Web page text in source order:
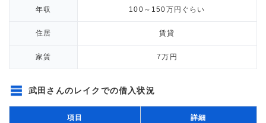
年収 100～150万円ぐらい
住居 賃貸
家賃 7万円
武田さんのレイクでの借入状況
項目 詳細